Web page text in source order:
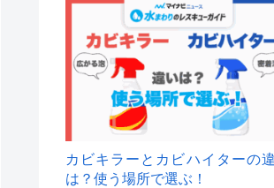
カビキラーとカビハイターの
は？使う場所で選ぶ！